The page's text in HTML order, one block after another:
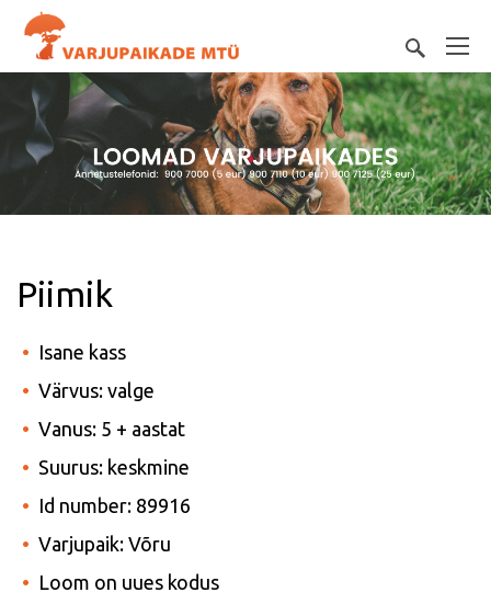
Piimik
Isane kass
Värvus: valge
Vanus: 5 + aastat
Suurus: keskmine
Id number: 89916
Varjupaik: Võru
Loom on uues kodus